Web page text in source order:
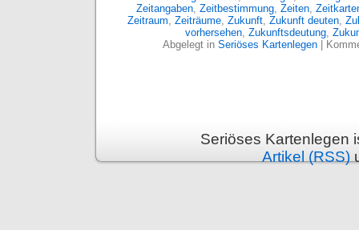
Zeitangaben, Zeitbestimmung, Zeiten,
Zeitraum, Zeiträume, Zukunft, Zukunft deuten,
vorhersehen, Zukunftsdeutung,
Abgelegt in Seriöses Kartenlegen|
Seriöses Kartenlegen
Artikel (RSS)